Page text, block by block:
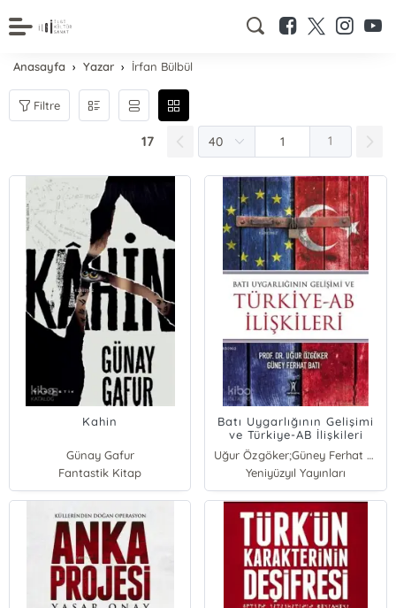
Anasayfa Yazar İrfan Bülbül
Filtre
17 1
Kahin
Günay Gafur
Fantastik Kitap
Batı Uygarlığının Gelişimi
ve Türkiye-AB İlişkileri
Uğur Özgöker;Güney Ferhat Batı
Yeniyüzyıl Yayınları